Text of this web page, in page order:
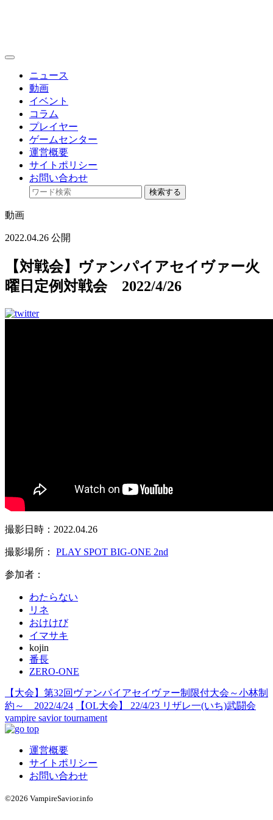
toggle
ニュース
動画
イベント
コラム
プレイヤー
ゲームセンター
運営概要
サイトポリシー
お問い合わせ
検索する
動画
2022.04.26 公開
【対戦会】ヴァンパイアセイヴァー火
曜日定例対戦会 2022/4/26
撮影日時：2022.04.26
撮影場所： PLAY SPOT BIG-ONE 2nd
参加者：
わたらない
リネ
おけけび
イマサキ
kojin
番長
ZERO-ONE
【大会】第32回ヴァンパイアセイヴァー制限付大会～小林制
約～ 2022/4/24
【OL大会】 22/4/23 リザレ一(いち)武闘会
vampire savior tournament
運営概要
サイトポリシー
お問い合わせ
©2026 VampireSavior.info